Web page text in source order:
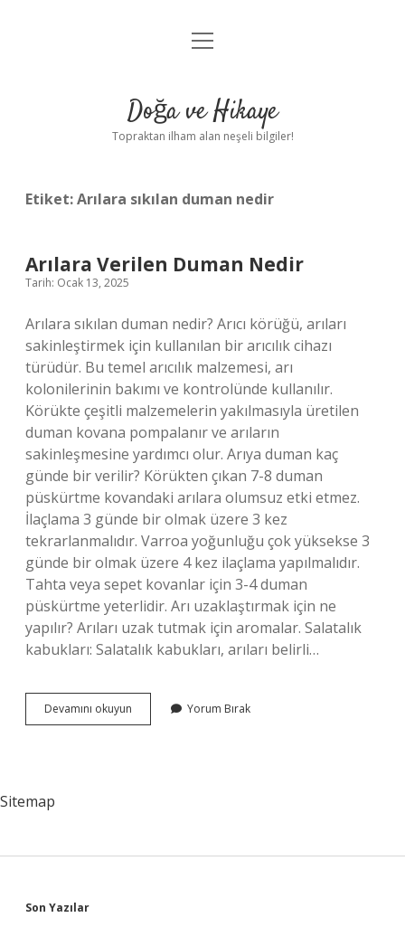
Anasayfa
Yasal Uyarı
menüyü
Doğa ve Hikaye
Topraktan ilham alan neşeli bilgiler!
Etiket:Arılara sıkılan duman nedir
Arılara Verilen Duman Nedir
Tarih: Ocak 13, 2025
Arılara sıkılan duman nedir? Arıcı körüğü, arıları
sakinleştirmek için kullanılan bir arıcılık cihazı
türüdür. Bu temel arıcılık malzemesi, arı
kolonilerinin bakımı ve kontrolünde kullanılır.
Körükte çeşitli malzemelerin yakılmasıyla üretilen
duman kovana pompalanır ve arıların
sakinleşmesine yardımcı olur. Arıya duman kaç
günde bir verilir? Körükten çıkan 7-8 duman
püskürtme kovandaki arılara olumsuz etki etmez.
İlaçlama 3 günde bir olmak üzere 3 kez
tekrarlanmalıdır. Varroa yoğunluğu çok yüksekse 3
günde bir olmak üzere 4 kez ilaçlama yapılmalıdır.
Tahta veya sepet kovanlar için 3-4 duman
püskürtme yeterlidir. Arı uzaklaştırmak için ne
yapılır? Arıları uzak tutmak için aromalar. Salatalık
kabukları: Salatalık kabukları, arıları belirli…
Devamını okuyun
Verilen
Yorum Bırak
Sitemap
Son Yazılar